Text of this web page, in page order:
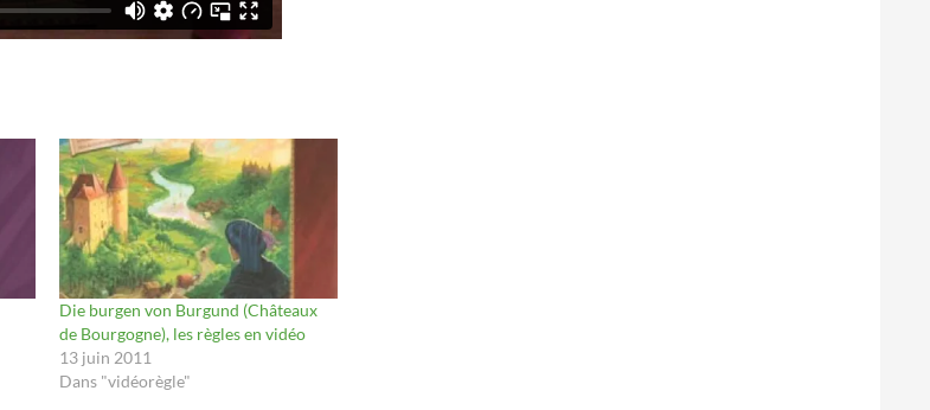
Die burgen von Burgund (Châteaux
de Bourgogne), les règles en vidéo
13 juin 2011
Dans "vidéorègle"